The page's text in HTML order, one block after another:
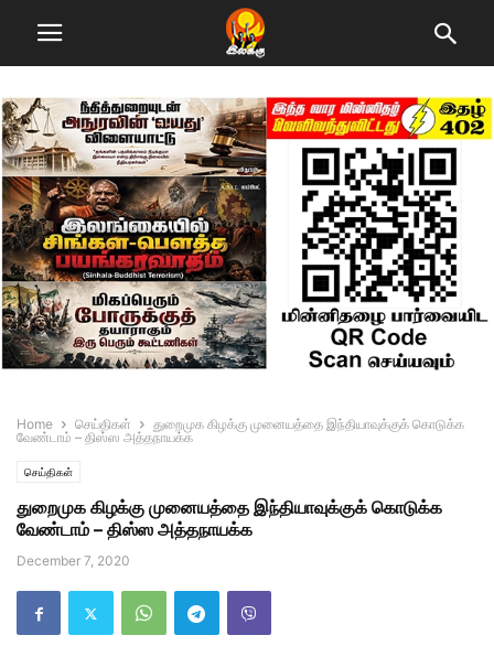
Home செய்திகள்
துறைமுக கிழக்கு முனையத்தை இந்தியாவுக்குக் கொடுக்க
வேண்டாம் – திஸ்ஸ அத்தநாயக்க
செய்திகள்
துறைமுக கிழக்கு முனையத்தை இந்தியாவுக்குக் கொடுக்க
வேண்டாம் – திஸ்ஸ அத்தநாயக்க
December 7, 2020